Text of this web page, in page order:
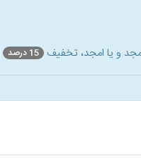
و یا امجد، تخفیف 15 درصد